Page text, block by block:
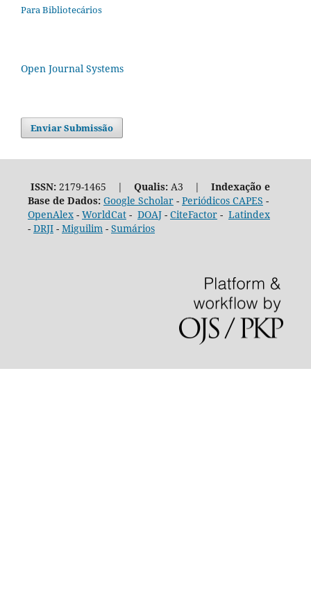
Para Bibliotecários
Open Journal Systems
Enviar Submissão
ISSN:2179-1465 | Qualis:A3 | Indexação e
Base de Dados: Google Scholar- Periódicos CAPES -
OpenAlex- WorldCat- DOAJ- CiteFactor- Latindex
- DRJI- Miguilim - Sumários